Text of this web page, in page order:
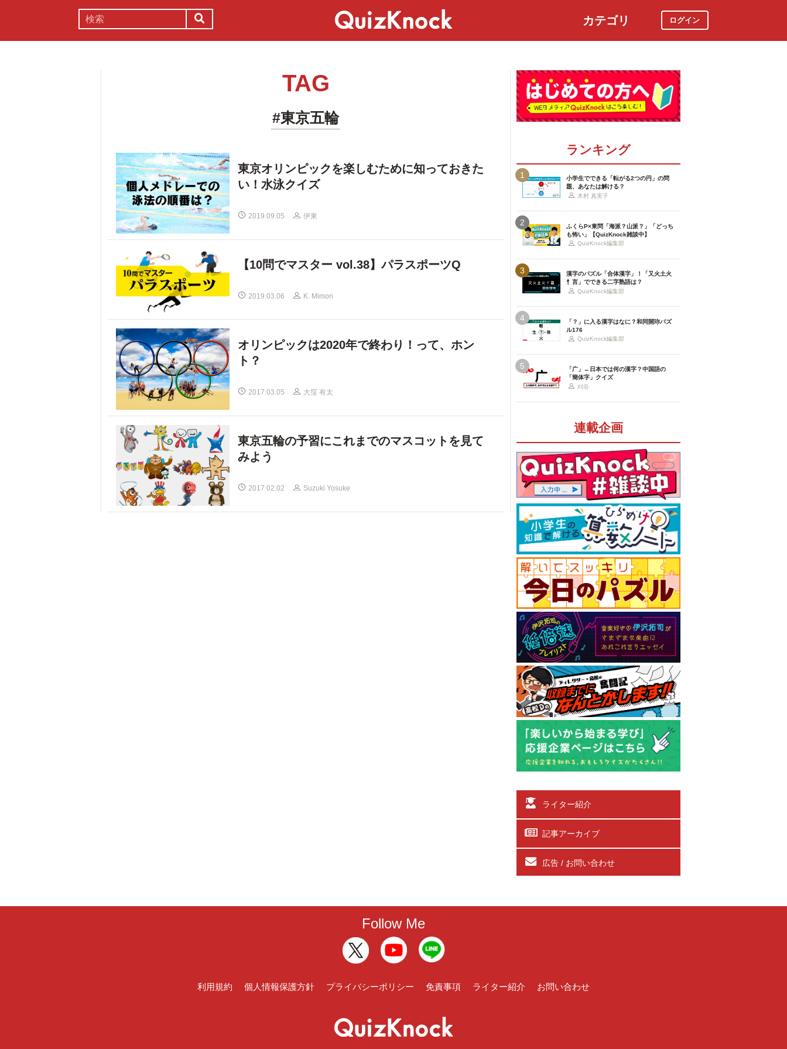
カテゴリ ログイン
TAG
#東京五輪
東京オリンピックを楽しむために知っておきた
い！水泳クイズ
2019.09.05 伊東
【10問でマスター vol.38】パラスポーツQ
2019.03.06 K. Mimori
オリンピックは2020年で終わり！って、ホン
ト？
2017.03.05 大窪 有太
東京五輪の予習にこれまでのマスコットを見て
みよう
2017.02.02 Suzuki Yosuke
ランキング
1
小学生でできる「転がる2つの円」の問
題、あなたは解ける？
木村 真実子
2
ふくらP×東問「海派？山派？」「どっち
も怖い」【QuizKnock雑談中】
QuizKnock編集部
3
漢字のパズル「合体漢字」！「又火土火
忄言」でできる二字熟語は？
QuizKnock編集部
4
「？」に入る漢字はなに？和同開珎パズ
ル176
QuizKnock編集部
5
「广」←日本では何の漢字？中国語の
「簡体字」クイズ
刈谷
連載企画
ライター紹介
記事アーカイブ
広告 / お問い合わせ
Follow Me
利用規約 個人情報保護方針 プライバシーポリシー 免責事項 ライター紹介 お問い合わせ